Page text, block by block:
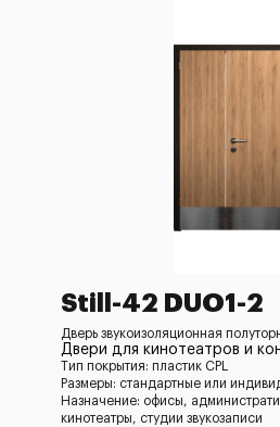
Still-42 DUO1-2
Дверь звукоизоляционная
Двери для кинотеатров и
Тип покрытия: пластик CPL
Размеры: стандартные или
Назначение: офисы,
кинотеатры, студии звукозаписи